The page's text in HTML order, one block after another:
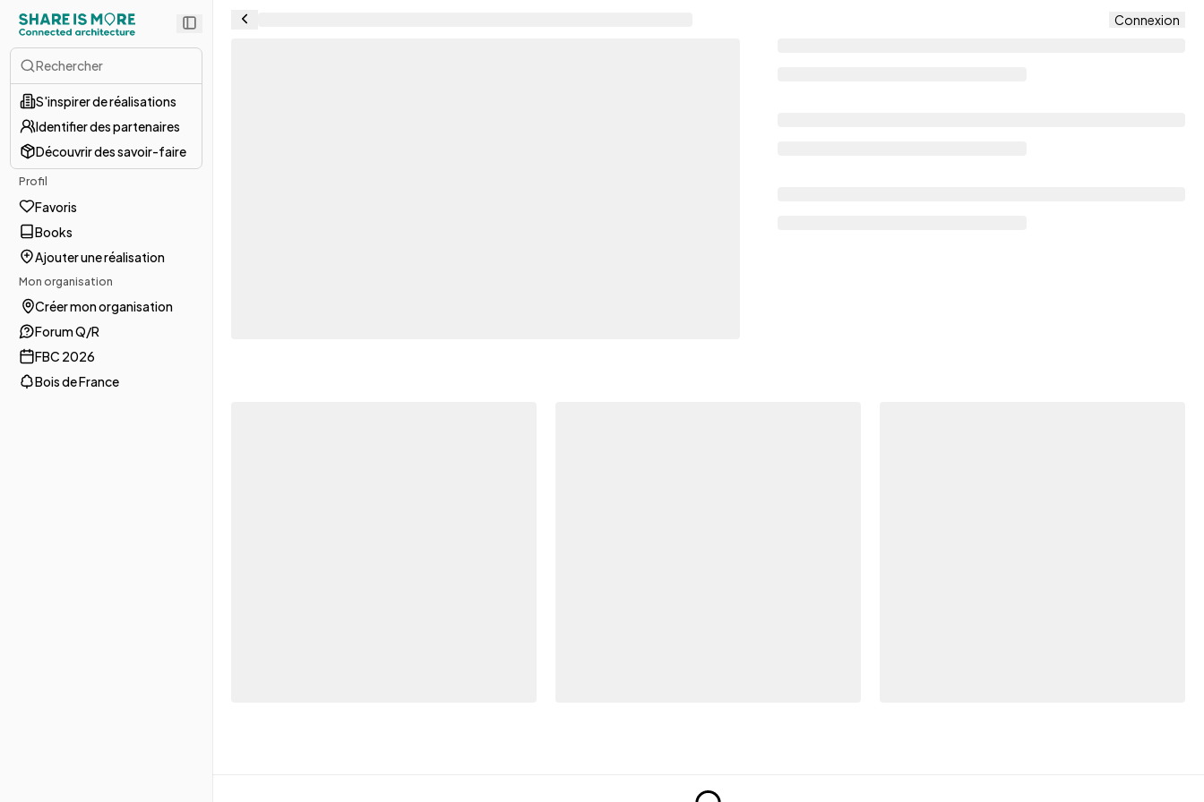
Rechercher
S'inspirer de réalisations
Identifier des partenaires
Découvrir des savoir-faire
Profil
Favoris
Books
Ajouter une réalisation
Mon organisation
Créer mon organisation
Forum Q/R
FBC 2026
Bois de France
Connexion